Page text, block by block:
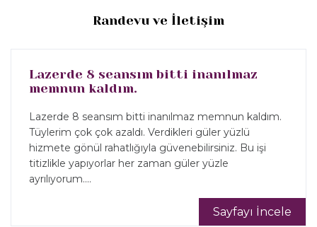
Randevu ve İletişim
Lazerde 8 seansım bitti inanılmaz
memnun kaldım.
Lazerde 8 seansım bitti inanılmaz memnun kaldım.
Tüylerim çok çok azaldı. Verdikleri güler yüzlü
hizmete gönül rahatlığıyla güvenebilirsiniz. Bu işi
titizlikle yapıyorlar her zaman güler yüzle
ayrılıyorum....
Sayfayı İncele